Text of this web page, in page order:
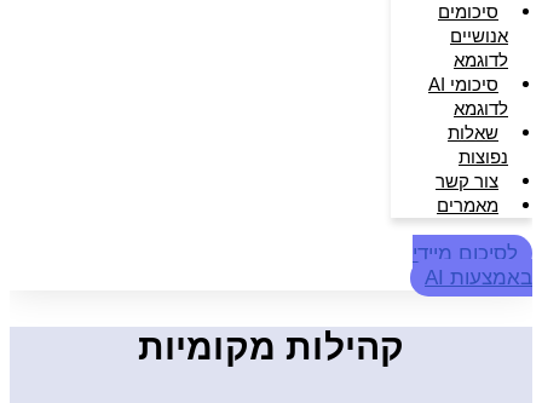
סיכומים
אנושיים
לדוגמא
סיכומי AI
לדוגמא
שאלות
נפוצות
צור קשר
מאמרים
לסיכום מיידי
באמצעות AI
קהילות מקומיות